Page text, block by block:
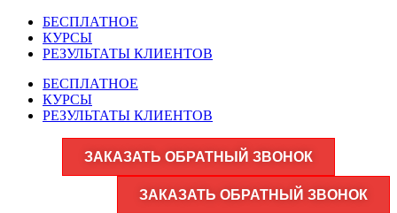
БЕСПЛАТНОЕ
КУРСЫ
РЕЗУЛЬТАТЫ КЛИЕНТОВ
БЕСПЛАТНОЕ
КУРСЫ
РЕЗУЛЬТАТЫ КЛИЕНТОВ
ЗАКАЗАТЬ ОБРАТНЫЙ ЗВОНОК
ЗАКАЗАТЬ ОБРАТНЫЙ ЗВОНОК